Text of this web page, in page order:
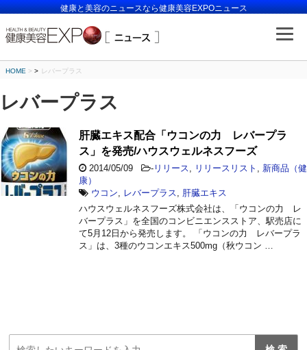
健康と美容のニュースなら健康美容EXPOニュース
HOME > レバープラス
レバープラス
肝臓エキス配合「ウコンの力 レバープラ
ス」を発売/ハウスウェルネスフーズ
2014/05/09 - リリース リリースリスト
新商品（健
康）
ウコン
レバープラス
肝臓エキス
ハウスウェルネスフーズ株式会社は、「ウコンの力 レ
バープラス」を全国のコンビニエンスストア、駅売店に
て5月12日から発売します。 「ウコンの力 レバープラ
ス」は、3種のウコンエキス500mg（秋ウコン …